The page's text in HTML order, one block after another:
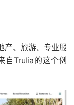
产、旅游、专业服
自Trulia的这个例